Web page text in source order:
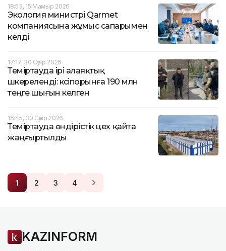
18:53, 15 Мамыр 2026
Экология министрі Qarmet
компаниясына жұмыс сапарымен
келді
17:17, 30 Сәуір 2026
Теміртауда ірі алаяқтық
әшкереленді: кәсіпорынға 190 млн
теңге шығын келген
16:45, 30 Сәуір 2026
Теміртауда өндірістік цех қайта
жаңғыртылды
1 2 3 4
KAZINFORM